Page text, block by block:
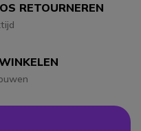
RETOURNEREN